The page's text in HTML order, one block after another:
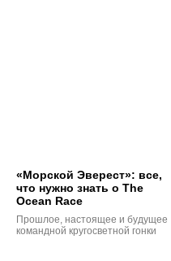
«Морской Эверест»: все,
что нужно знать о The
Ocean Race
Прошлое, настоящее и будущее
командной кругосветной гонки